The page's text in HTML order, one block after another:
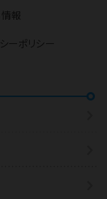
報
ーポリシー